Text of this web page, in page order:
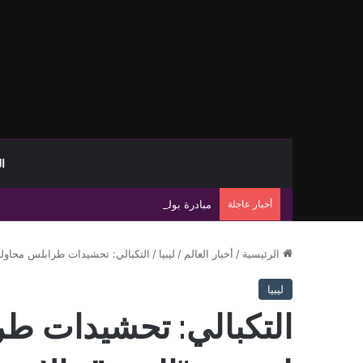
أخبار عاجلة مبادرة بولس تطرح مسارًا جديدًا لإنهاء
الرئيسية / أخبار العالم / ليبيا / التكبالي: تحشيدات طرابلس
ليبيا
التكبالي: تحشيدات